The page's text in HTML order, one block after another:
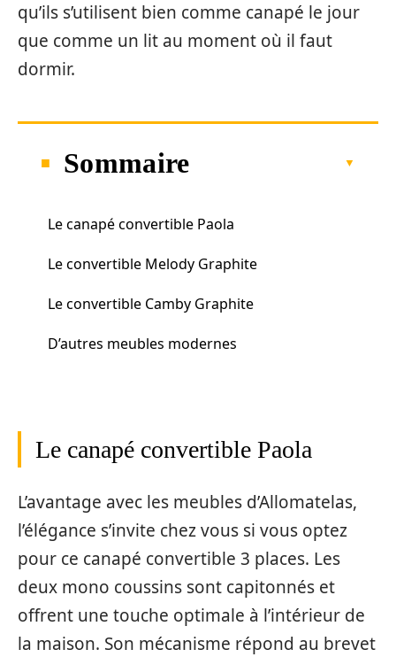
qu’ils s’utilisent bien comme canapé le jour
que comme un lit au moment où il faut
dormir.
Sommaire
Le canapé convertible Paola
Le convertible Melody Graphite
Le convertible Camby Graphite
D’autres meubles modernes
Le canapé convertible Paola
L’avantage avec les meubles d’Allomatelas,
l’élégance s’invite chez vous si vous optez
pour ce canapé convertible 3 places. Les
deux mono coussins sont capitonnés et
offrent une touche optimale à l’intérieur de
la maison. Son mécanisme répond au brevet